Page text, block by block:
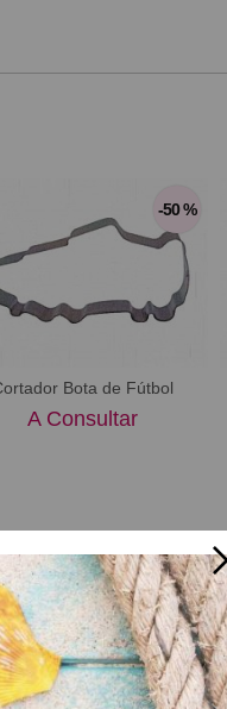
-50 %
Bota de Fútbol
A Consultar